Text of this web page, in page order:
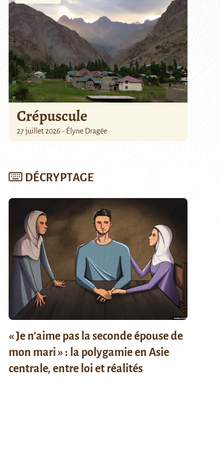
Crépuscule
27 juillet 2026 - Élyne Dragée
DÉCRYPTAGE
« Je n’aime pas la seconde épouse de
mon mari » : la polygamie en Asie
centrale, entre loi et réalités